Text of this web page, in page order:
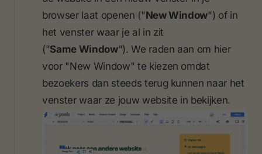
browser laat openen ("New Window") of in
het venster waar je al in zit
("Same Window"). We raden aan om hier
voor "New Window" te kiezen omdat
bezoekers dan steeds terug kunnen naar het
venster waar ze jouw website in bekijken.